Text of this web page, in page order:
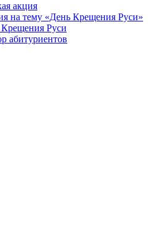
акция
на тему «День Крещения Руси»
Крещения Руси
абитуриентов